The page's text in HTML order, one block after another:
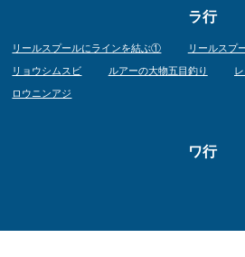
ラ行
リールスプールにラインを結ぶ① リールスプ
リョウシムスビ ルアーの大物五目釣り
ロウニンアジ
ワ行